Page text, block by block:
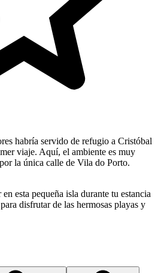
habría servido de refugio a Cristóbal
viaje. Aquí, el ambiente es muy
la única calle de Vila do Porto.
esta pequeña isla durante tu estancia
disfrutar de las hermosas playas y